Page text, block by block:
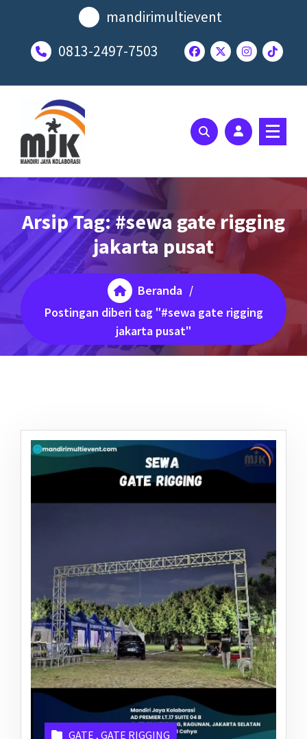
mandirimultievent
0813-2497-7503
Arsip Tag: #sewa gate rigging
jakarta pusat
Beranda /
Postingan diberi tag "#sewa gate rigging
jakarta pusat"
GATE , GATE RIGGING